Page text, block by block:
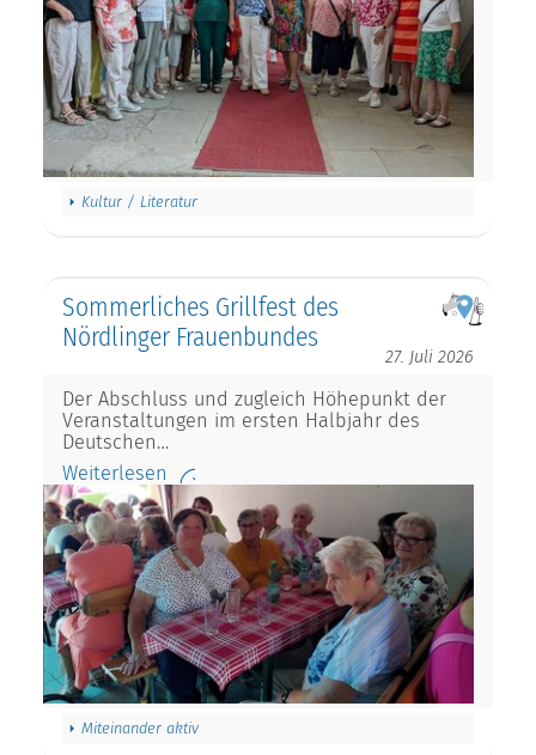
Kultur / Literatur
Sommerliches Grillfest des
Nördlinger Frauenbundes
27. Juli 2026
Der Abschluss und zugleich Höhepunkt der
Veranstaltungen im ersten Halbjahr des
Deutschen…
Weiterlesen
Miteinander aktiv